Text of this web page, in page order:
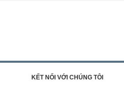
KẾT NỐI VỚI CHÚNG TÔI